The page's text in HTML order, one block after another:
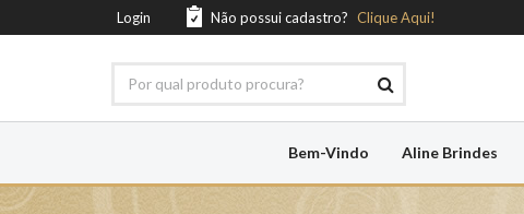
Login Não possui cadastro? Clique Aqui!
Bem-Vindo Aline Brindes